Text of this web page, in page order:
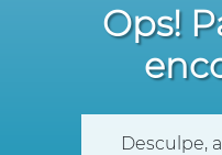
Ops!
Desculpe,